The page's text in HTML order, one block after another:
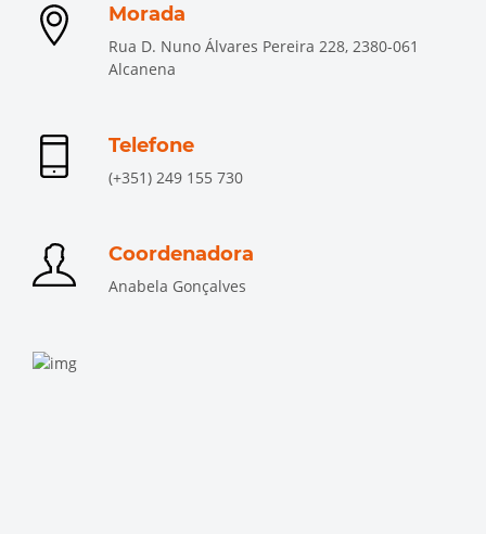
Morada
Rua D. Nuno Álvares Pereira 228, 2380-061
Alcanena
Telefone
(+351) 249 155 730
Coordenadora
Anabela Gonçalves